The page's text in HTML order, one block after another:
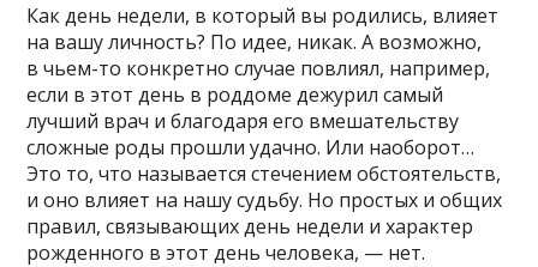
Как день недели, в который вы родились, влияет
на вашу личность? По идее, никак. А возможно,
в чьем-то конкретно случае повлиял, например,
если в этот день в роддоме дежурил самый
лучший врач и благодаря его вмешательству
сложные роды прошли удачно. Или наоборот…
Это то, что называется стечением обстоятельств,
и оно влияет на нашу судьбу. Но простых и общих
правил, связывающих день недели и характер
рожденного в этот день человека, — нет.